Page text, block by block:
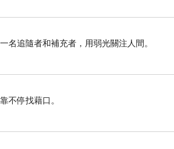
名追隨者和補充者，用弱光關注人間。
不停找藉口。